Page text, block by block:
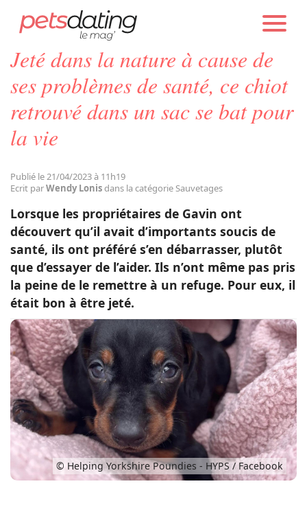
Chien
Chat
Tops
Sauvetages
Conso
PETS DATING ACTUALITÉS SAUVETAGES
Jeté dans la nature à cause de
ses problèmes de santé, ce chiot
retrouvé dans un sac se bat pour
la vie
Publié le 21/04/2023 à 11h19
Ecrit parWendy Lonisdans la catégorie Sauvetages
Lorsque les propriétaires de Gavin ont
découvert qu’il avait d’importants soucis de
santé, ils ont préféré s’en débarrasser, plutôt
que d’essayer de l’aider. Ils n’ont même pas pris
la peine de le remettre à un refuge. Pour eux, il
était bon à être jeté.
© Helping Yorkshire Poundies - HYPS / Facebook